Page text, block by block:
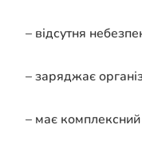
– відсутня
– заряджає
– має